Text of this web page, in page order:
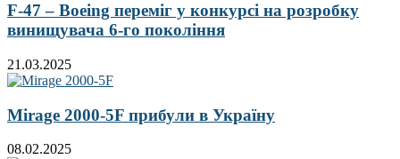
F-47 – Boeing переміг у конкурсі на розробку
винищувача 6-го покоління
21.03.2025
Mirage 2000-5F прибули в Україну
08.02.2025